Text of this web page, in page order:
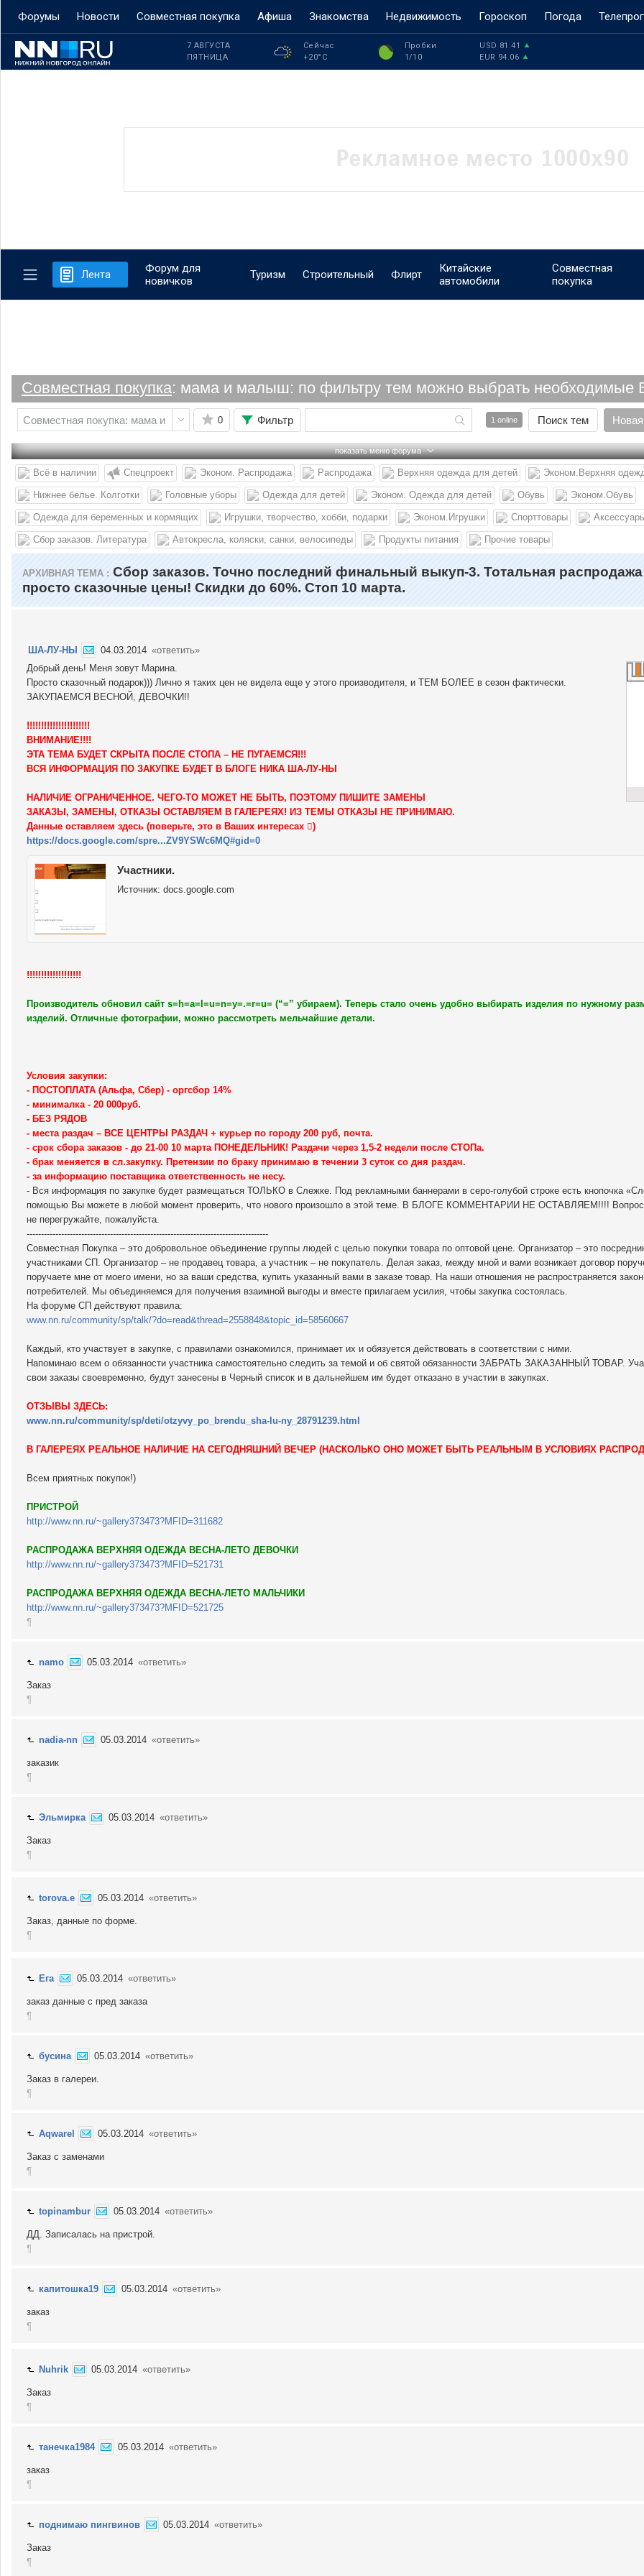
Форумы Новости Совместная покупка Афиша Знакомства Недвижимость Гороскоп Погода
7 АВГУСТА
ПЯТНИЦА
Сейчас
+20°C
Пробки
1/10
USD 81.41
EUR 94.06
Лента
Форум для
новичков
Туризм Строительный Флирт
Китайские
автомобили
Совместная
покупка
Совместная покупка: мама и малыш: по фильтру тем можно выбрать необходимые Вам
Поиск тем
1 online
0 Фильтр
показать меню форума
Всё в наличии Спецпроект Эконом. Распродажа Распродажа Верхняя одежда для детей Эконом.Верхняя
Нижнее белье. Колготки Головные уборы Одежда для детей Эконом. Одежда для детей Обувь Эконом.Обувь
Одежда для беременных и кормящих Игрушки, творчество, хобби, подарки Эконом.Игрушки Спорттовары
Cбор заказов. Литература Автокресла, коляски, санки, велосипеды Продукты питания Прочие товары
АРХИВНАЯ ТЕМА
Сбор заказов. Точно последний финальный выкуп-3. Тотальная
просто сказочные цены! Скидки до 60%. Стоп 10 марта.
ША-ЛУ-НЫ 04.03.2014 «ответить»
Добрый день! Меня зовут Марина.
Просто сказочный подарок))) Лично я таких цен не видела еще у этого производителя, и ТЕМ БОЛЕЕ в сезон фактически.
ЗАКУПАЕМСЯ ВЕСНОЙ, ДЕВОЧКИ!!
!!!!!!!!!!!!!!!!!!!!!!
ВНИМАНИЕ!!!!
ЭТА ТЕМА БУДЕТ СКРЫТА ПОСЛЕ СТОПА – НЕ ПУГАЕМСЯ!!!
ВСЯ ИНФОРМАЦИЯ ПО ЗАКУПКЕ БУДЕТ В БЛОГЕ НИКА ША-ЛУ-НЫ
НАЛИЧИЕ ОГРАНИЧЕННОЕ. ЧЕГО-ТО МОЖЕТ НЕ БЫТЬ, ПОЭТОМУ ПИШИТЕ ЗАМЕНЫ
ЗАКАЗЫ, ЗАМЕНЫ, ОТКАЗЫ ОСТАВЛЯЕМ В ГАЛЕРЕЯХ! ИЗ ТЕМЫ ОТКАЗЫ НЕ ПРИНИМАЮ.
Данные оставляем здесь (поверьте, это в Ваших интересах )
https://docs.google.com/spre...ZV9YSWc6MQ#gid=0
Участники.
Источник: docs.google.com
!!!!!!!!!!!!!!!!!!!
Производитель обновил сайт s=h=a=l=u=n=y=.=r=u= (“=” убираем). Теперь стало очень удобно выбирать изделия по нужному
изделий. Отличные фотографии, можно рассмотреть мельчайшие детали.
Условия закупки:
- ПОСТОПЛАТА (Альфа, Сбер) - оргсбор 14%
- минималка - 20 000руб.
- БЕЗ РЯДОВ
- места раздач – ВСЕ ЦЕНТРЫ РАЗДАЧ + курьер по городу 200 руб, почта.
- срок сбора заказов - до 21-00 10 марта ПОНЕДЕЛЬНИК! Раздачи через 1,5-2 недели после СТОПа.
- брак меняется в сл.закупку. Претензии по браку принимаю в течении 3 суток со дня раздач.
- за информацию поставщика ответственность не несу.
- Вся информация по закупке будет размещаться ТОЛЬКО в Слежке. Под рекламными баннерами в серо-голубой строке есть кнопочка
помощью Вы можете в любой момент проверить, что нового произошло в этой теме. В БЛОГЕ КОММЕНТАРИИ НЕ ОСТАВЛЯЕМ!!!!
не перегружайте, пожалуйста.
------------------------------------------------------------------------------------
Совмecтнaя Пoкупкa – это добровольное объединение группы людей с целью покупки товара по оптовой цене. Организатор – это
участниками СП. Организатор – не продавец товара, а участник – не покупатель. Делая заказ, между мной и вами возникает договор
поручаете мне от моего имени, но за ваши средства, купить указанный вами в заказе товар. На наши отношения не распространяется
потребителей. Мы объединяемся для получения взаимной выгоды и вместе прилагаем усилия, чтобы закупка состоялась.
На форуме СП действуют правила:
www.nn.ru/community/sp/talk/?do=read&thread=2558848&topic_id=58560667
Каждый, кто участвует в закупке, с правилами ознакомился, принимает их и обязуется действовать в соответствии с ними.
Напоминаю всем о обязанности участника самостоятельно следить за темой и об святой обязанности ЗАБРАТЬ ЗАКАЗАННЫЙ ТОВАР.
свои заказы своевременно, будут занесены в Черный список и в дальнейшем им будет отказано в участии в закупках.
ОТЗЫВЫ ЗДЕСЬ:
www.nn.ru/community/sp/deti/otzyvy_po_brendu_sha-lu-ny_28791239.html
В ГАЛЕРЕЯХ РЕАЛЬНОЕ НАЛИЧИЕ НА СЕГОДНЯШНИЙ ВЕЧЕР (НАСКОЛЬКО ОНО МОЖЕТ БЫТЬ РЕАЛЬНЫМ В УСЛОВИЯХ
Всем приятных покупок!)
ПРИСТРОЙ
http://www.nn.ru/~gallery373473?MFID=311682
РАСПРОДАЖА ВЕРХНЯЯ ОДЕЖДА ВЕСНА-ЛЕТО ДЕВОЧКИ
http://www.nn.ru/~gallery373473?MFID=521731
РАСПРОДАЖА ВЕРХНЯЯ ОДЕЖДА ВЕСНА-ЛЕТО МАЛЬЧИКИ
http://www.nn.ru/~gallery373473?MFID=521725
¶
namo 05.03.2014 «ответить»
Заказ
¶
nadia-nn 05.03.2014 «ответить»
заказик
¶
Эльмирка 05.03.2014 «ответить»
Заказ
¶
torova.e 05.03.2014 «ответить»
Заказ, данные по форме.
¶
Ега 05.03.2014 «ответить»
заказ данные с пред заказа
¶
бусина 05.03.2014 «ответить»
Заказ в галереи.
¶
Aqwarel 05.03.2014 «ответить»
Заказ с заменами
¶
topinambur 05.03.2014 «ответить»
ДД. Записалась на пристрой.
¶
капитошка19 05.03.2014 «ответить»
заказ
¶
Nuhrik 05.03.2014 «ответить»
Заказ
¶
танечка1984 05.03.2014 «ответить»
заказ
¶
поднимаю пингвинов 05.03.2014 «ответить»
Заказ
¶